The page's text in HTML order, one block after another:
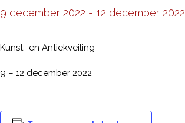
9 december 2022 - 12 december 2022
Kunst- en Antiekveiling
9 – 12 december 2022